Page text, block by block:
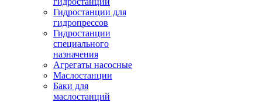
Гидростанции для
гидропрессов
Гидростанции
специального
назначения
Агрегаты насосные
Маслостанции
Баки для
маслостанций